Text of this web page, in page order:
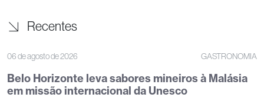
Recentes
06 de agosto de 2026 GASTRONOMIA
Belo Horizonte leva sabores mineiros à Malásia
em missão internacional da Unesco